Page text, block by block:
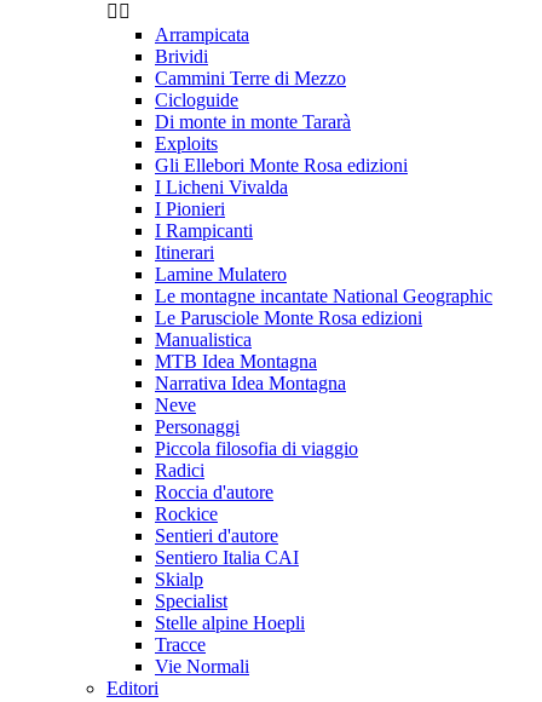
 
Arrampicata
Brividi
Cammini Terre di Mezzo
Cicloguide
Di monte in monte Tararà
Exploits
Gli Ellebori Monte Rosa edizioni
I Licheni Vivalda
I Pionieri
I Rampicanti
Itinerari
Lamine Mulatero
Le montagne incantate National Geographic
Le Parusciole Monte Rosa edizioni
Manualistica
MTB Idea Montagna
Narrativa Idea Montagna
Neve
Personaggi
Piccola filosofia di viaggio
Radici
Roccia d'autore
Rockice
Sentieri d'autore
Sentiero Italia CAI
Skialp
Specialist
Stelle alpine Hoepli
Tracce
Vie Normali
Editori